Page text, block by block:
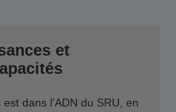
et
dans l’ADN du SRU, en